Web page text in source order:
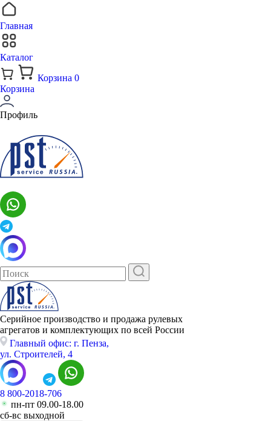
Главная
Каталог
Корзина 0
Корзина
Профиль
Серийное производство и продажа рулевых
агрегатов и комплектующих по всей России
Главный офис: г. Пенза,
ул. Строителей, 4
8 800-2018-706
пн-пт 09.00-18.00
сб-вс выходной